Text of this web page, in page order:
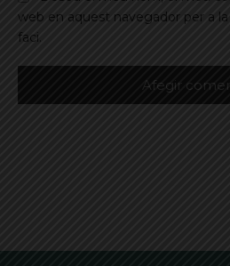
web en aquest navegador per a
faci.